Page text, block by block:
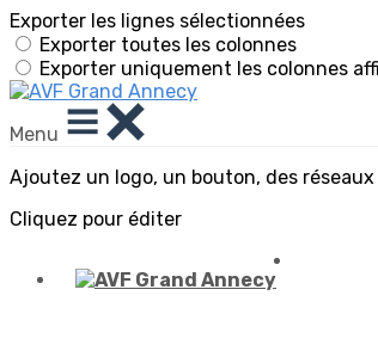
Exporter les lignes sélectionnées
Exporter toutes les colonnes
Exporter uniquement les colonnes
Menu
Ajoutez un logo, un bouton, des
Cliquez pour éditer